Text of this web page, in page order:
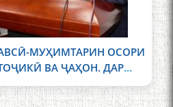
МУҲИМТАРИН ОСОРИ
ВА ҶАҲОН. ДАР
БАЙНАЛМИЛАЛӢ
ШУД